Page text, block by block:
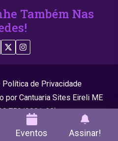
Também Nas
Política de Privacidade
por Cantuaria Sites Eireli ME
0001-22)
direitos reservados
Eventos Assinar!